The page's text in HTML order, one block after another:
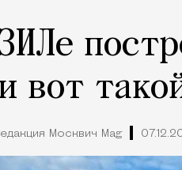
вот
Москвич Mag